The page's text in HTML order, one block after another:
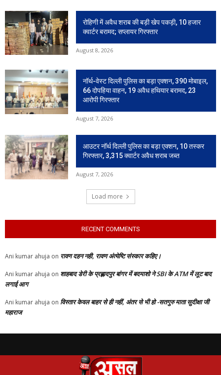
रोहिणी में अवैध शराब की बड़ी खेप पकड़ी, 10 हजार
क्वार्टर बरामद; सप्लायर गिरफ्तार
August 8, 2026
नॉर्थ-वेस्ट दिल्ली पुलिस का बड़ा एक्शन, 390 मोबाइल,
66 दोपहिया वाहन, 19 अवैध हथियार बरामद, 23
आरोपी गिरफ्तार
August 7, 2026
आउटर नॉर्थ दिल्ली पुलिस का बड़ा एक्शन, 10 तस्कर
गिरफ्तार, 3,315 क्वार्टर अवैध शराब जब्त
August 7, 2026
Load more
RECENT COMMENTS
Ani kumar ahuja on रावण दहन नही, रावण अंत्येष्टि संस्कार कहिए।
Ani kumar ahuja on शाहबाद डेरी के प्रह्लादपुर बांगर में बदमाशो ने SBI के ATM में लूट बाद
लगाई आग
Ani kumar ahuja on विस्तार केवल बाहर से ही नहीं, अंतर से भी हो -सतगुरु माता सुदीक्षा जी
महाराज